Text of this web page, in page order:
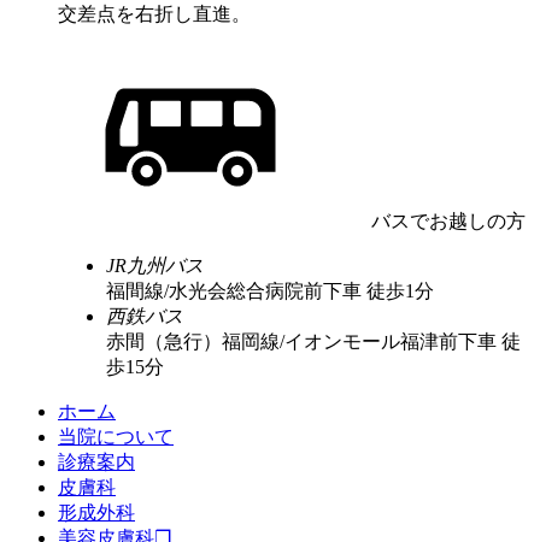
交差点を右折し直進。
バスでお越しの方
JR九州バス
福間線/水光会総合病院前下車 徒歩1分
西鉄バス
赤間（急行）福岡線/イオンモール福津前下車 徒
歩15分
ホーム
当院について
診療案内
皮膚科
形成外科
美容皮膚科❐